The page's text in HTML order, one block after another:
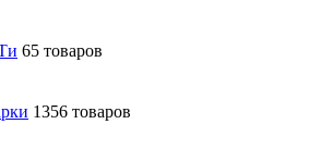
65 товаров
1356 товаров